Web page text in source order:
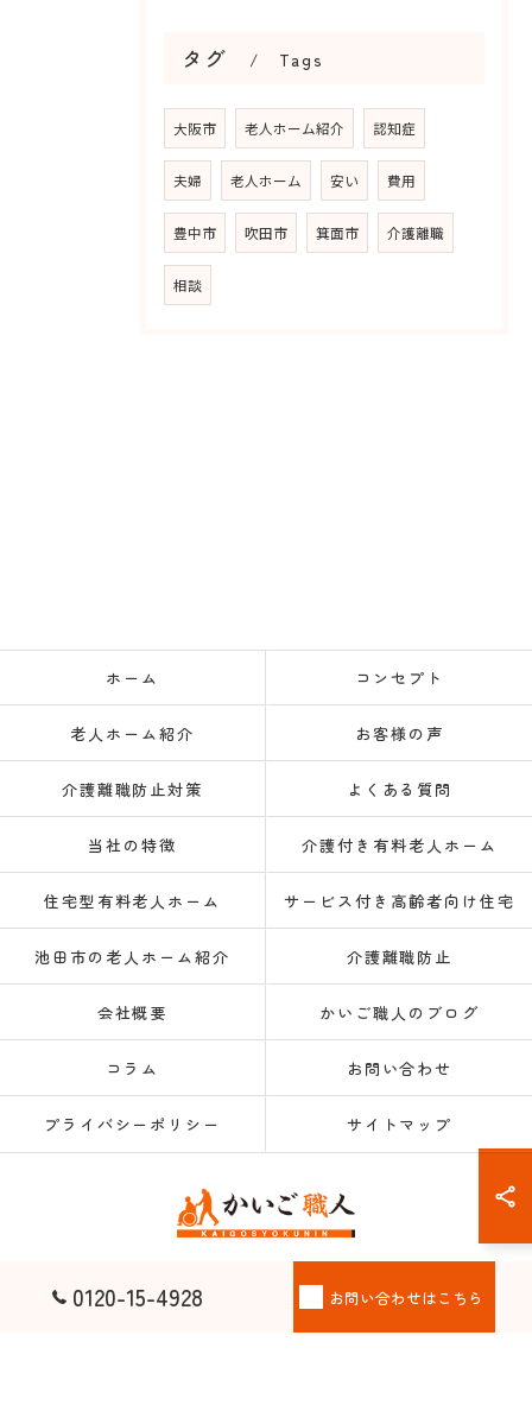
タグ Tags
大阪市 老人ホーム紹介 認知症
夫婦 老人ホーム 安い 費用
豊中市 吹田市 箕面市 介護離職
相談
0120-15-4928 お問い合わせはこちら
ホーム コンセプト
老人ホーム紹介 お客様の声
介護離職防止対策 よくある質問
当社の特徴 介護付き有料老人ホーム
住宅型有料老人ホーム サービス付き高齢者向け住宅
池田市の老人ホーム紹介 介護離職防止
会社概要 かいご職人のブログ
コラム お問い合わせ
プライバシーポリシー サイトマップ
© 2026 大阪府大阪市の老人ホーム紹介なら株式会社かいご職人 ALL RIGHTS
RESERVED.